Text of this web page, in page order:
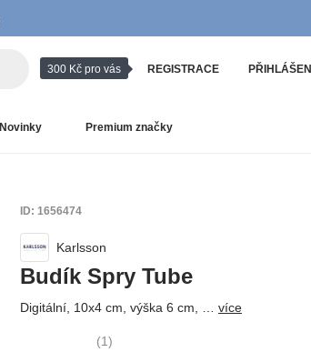
300 Kč pro vás REGISTRACE PŘIHLÁŠENÍ
Novinky Premium značky
ID: 1656474
Karlsson
Budík Spry Tube
Digitální, 10x4 cm, výška 6 cm více
(1)